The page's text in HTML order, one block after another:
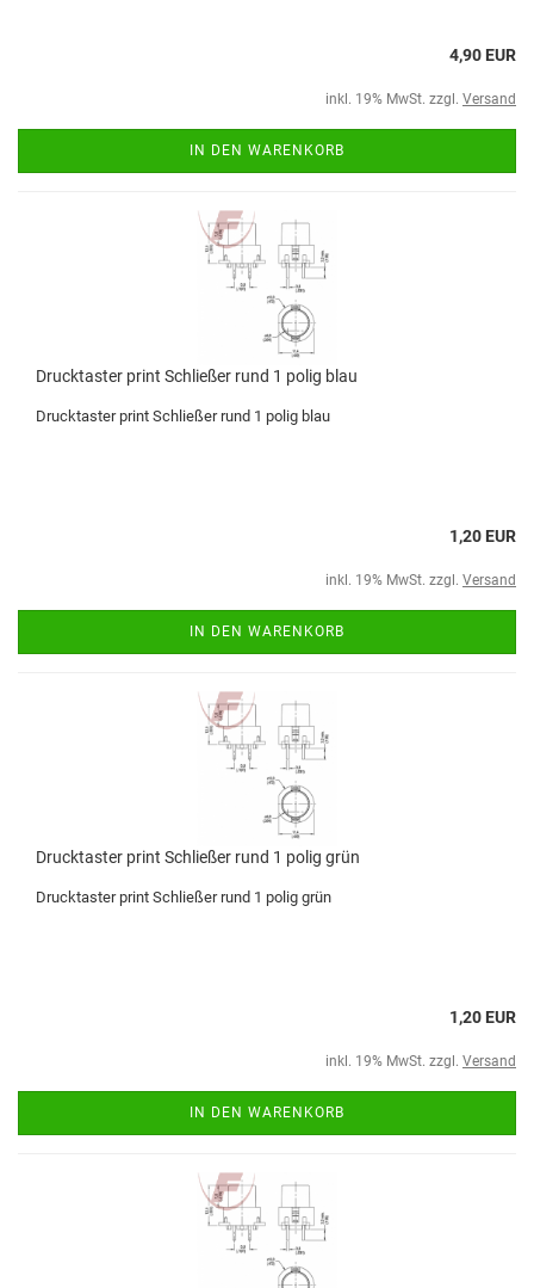
4,90 EUR
inkl. 19% MwSt. zzgl. Versand
IN DEN WARENKORB
Drucktaster print Schließer rund 1 polig blau
Drucktaster print Schließer rund 1 polig blau
1,20 EUR
inkl. 19% MwSt. zzgl. Versand
IN DEN WARENKORB
Drucktaster print Schließer rund 1 polig grün
Drucktaster print Schließer rund 1 polig grün
1,20 EUR
inkl. 19% MwSt. zzgl. Versand
IN DEN WARENKORB